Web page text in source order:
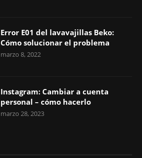
Error E01 del lavavajillas Beko:
Cómo solucionar el problema
marzo 8, 2022
Instagram: Cambiar a cuenta
personal – cómo hacerlo
marzo 28, 2023